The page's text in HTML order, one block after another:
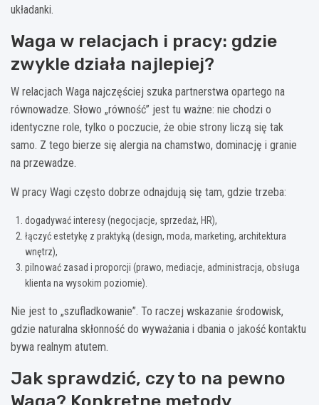
układanki.
Waga w relacjach i pracy: gdzie
zwykle działa najlepiej?
W relacjach Waga najczęściej szuka partnerstwa opartego na
równowadze. Słowo „równość” jest tu ważne: nie chodzi o
identyczne role, tylko o poczucie, że obie strony liczą się tak
samo. Z tego bierze się alergia na chamstwo, dominację i granie
na przewadze.
W pracy Wagi często dobrze odnajdują się tam, gdzie trzeba:
dogadywać interesy (negocjacje, sprzedaż, HR),
łączyć estetykę z praktyką (design, moda, marketing, architektura
wnętrz),
pilnować zasad i proporcji (prawo, mediacje, administracja, obsługa
klienta na wysokim poziomie).
Nie jest to „szufladkowanie”. To raczej wskazanie środowisk,
gdzie naturalna skłonność do wyważania i dbania o jakość kontaktu
bywa realnym atutem.
Jak sprawdzić, czy to na pewno